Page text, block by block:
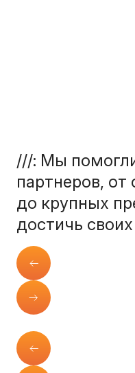
///: Мы
партнеров, от
до крупных
достичь